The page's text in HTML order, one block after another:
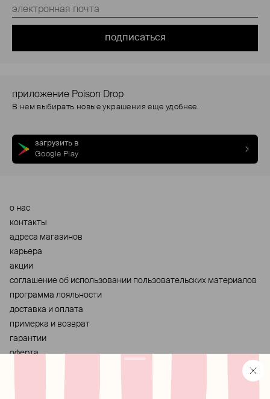
подписаться
приложение Poison Drop
В нем выбирать новые украшения еще удобнее.
загрузить в
Google Play
о нас
контакты
адреса магазинов
карьера
акции
cоглашение об использовании пользовательских материалов
программа лояльности
доставка и оплата
примерка и возврат
гарантии
оферта